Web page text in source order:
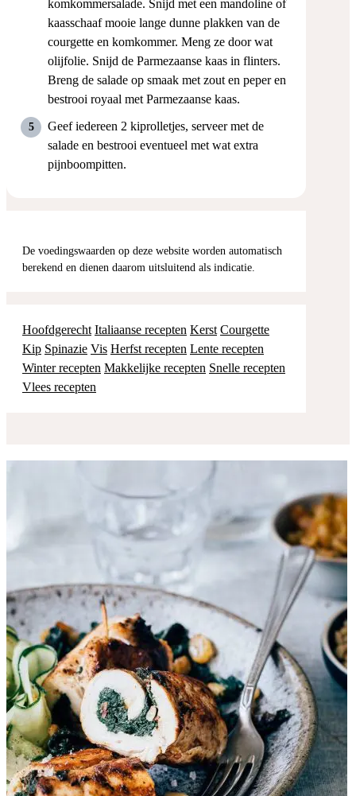
komkommersalade. Snijd met een mandoline of
kaasschaaf mooie lange dunne plakken van de
courgette en komkommer. Meng ze door wat
olijfolie. Snijd de Parmezaanse kaas in flinters.
Breng de salade op smaak met zout en peper en
bestrooi royaal met Parmezaanse kaas.
Geef iedereen 2 kiprolletjes, serveer met de
salade en bestrooi eventueel met wat extra
pijnboompitten.
De voedingswaarden op deze website worden automatisch
berekend en dienen daarom uitsluitend als indicatie.
Hoofdgerecht Italiaanse recepten Kerst Courgette
Kip Spinazie Vis Herfst recepten Lente recepten
Winter recepten Makkelijke recepten Snelle recepten
Vlees recepten